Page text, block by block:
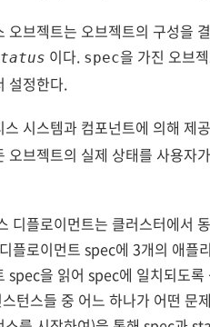
오브젝트는 오브젝트의 구성을
이다. spec을 가진 오브
설정한다.
시스템과 컴포넌트에 의해 제
오브젝트의 실제 상태를 사용자
디플로이먼트는 클러스터에서
플로이먼트 spec에 3개의 애플
spec을 읽어 spec에 일치되도
턴스들 중 어느 하나가 어떤 문